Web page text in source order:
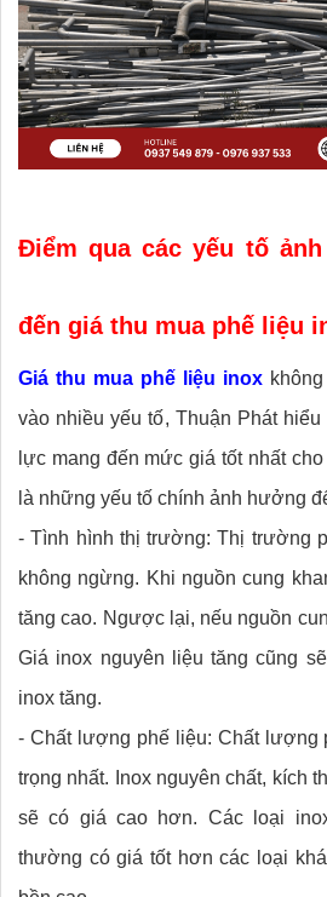
Điểm qua các yếu tố
đến giá thu mua phế liệu
Giá thu mua phế liệu inox
vào nhiều yếu tố, Thuận Phát
lực mang đến mức giá tốt nhất
là những yếu tố chính ảnh hưởng
- Tình hình thị trường: Thị trường
không ngừng. Khi nguồn cung
tăng cao. Ngược lại, nếu nguồn
Giá inox nguyên liệu tăng cũng
inox tăng.
- Chất lượng phế liệu: Chất lượng
trọng nhất. Inox nguyên chất, kích
sẽ có giá cao hơn. Các loại
thường có giá tốt hơn các loại